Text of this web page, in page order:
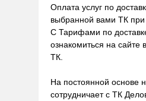
Оплата услуг по
выбранной вами ТК при
С Тарифами по
ознакомиться на сайте
ТК.
На постоянной основе
сотрудничает с ТК